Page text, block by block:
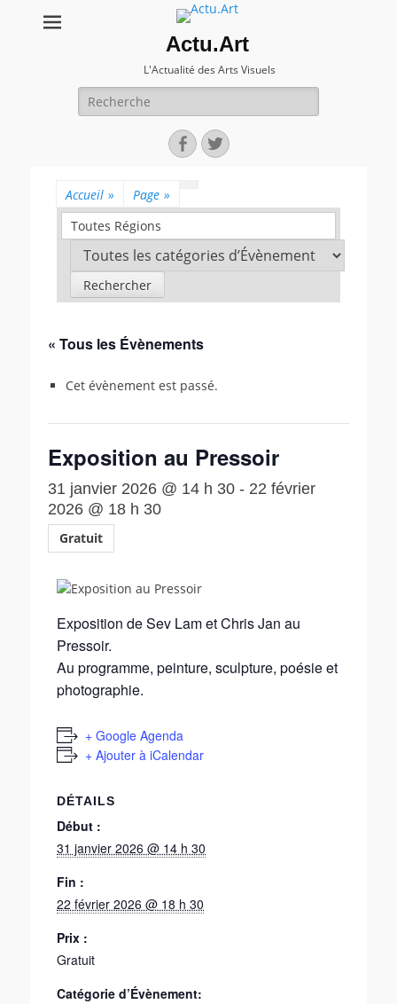
Actu.Art
L'Actualité des Arts Visuels
Recherche
pour:
Facebook
Twitter
Accueil » Page »
Toutes Régions
« Tous les Évènements
Cet évènement est passé.
Exposition au Pressoir
31 janvier 2026 @ 14 h 30 - 22 février
2026 @ 18 h 30
Gratuit
Exposition de Sev Lam et Chris Jan au
Pressoir.
Au programme, peinture, sculpture, poésie et
photographie.
+ Google Agenda
+ Ajouter à iCalendar
DÉTAILS
Début :
31 janvier 2026 @ 14 h 30
Fin :
22 février 2026 @ 18 h 30
Prix :
Gratuit
Catégorie d’Évènement: